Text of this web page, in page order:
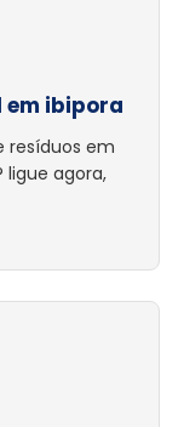
em ibipora
resíduos em
ligue agora,